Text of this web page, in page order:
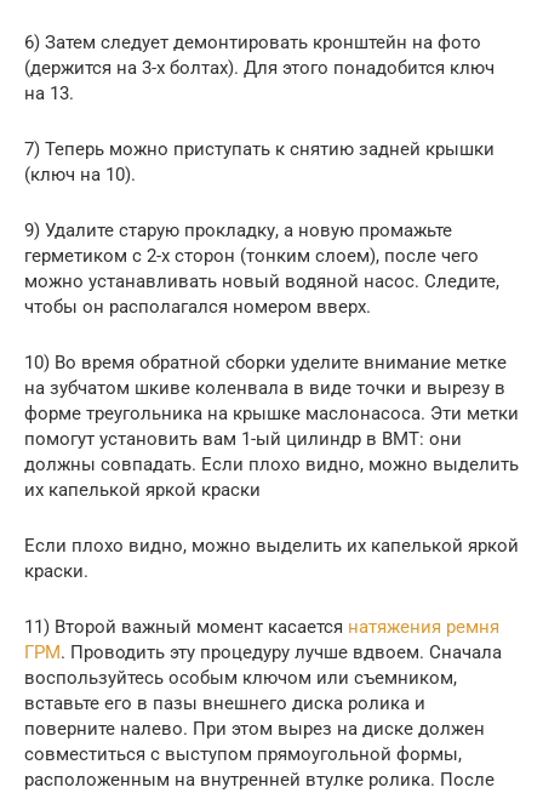
6) Затем следует демонтировать кронштейн на фото
(держится на 3-х болтах). Для этого понадобится ключ
на 13.
7) Теперь можно приступать к снятию задней крышки
(ключ на 10).
9) Удалите старую прокладку, а новую промажьте
герметиком с 2-х сторон (тонким слоем), после чего
можно устанавливать новый водяной насос. Следите,
чтобы он располагался номером вверх.
10) Во время обратной сборки уделите внимание метке
на зубчатом шкиве коленвала в виде точки и вырезу в
форме треугольника на крышке маслонасоса. Эти метки
помогут установить вам 1-ый цилиндр в ВМТ: они
должны совпадать. Если плохо видно, можно выделить
их капелькой яркой краски
Если плохо видно, можно выделить их капелькой яркой
краски.
11) Второй важный момент касается натяжения ремня
ГРМ. Проводить эту процедуру лучше вдвоем. Сначала
воспользуйтесь особым ключом или съемником,
вставьте его в пазы внешнего диска ролика и
поверните налево. При этом вырез на диске должен
совместиться с выступом прямоугольной формы,
расположенным на внутренней втулке ролика. После